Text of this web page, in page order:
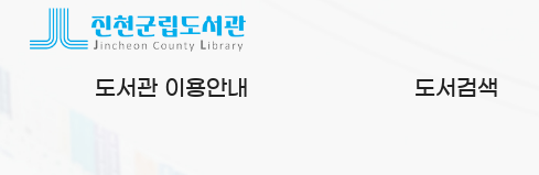
도서관 이용안내 도서검색